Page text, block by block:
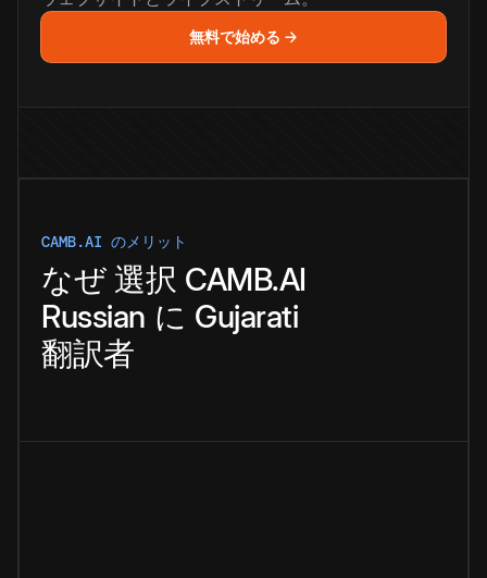
無料で始める →
CAMB.AI のメリット
なぜ 選択 CAMB.AI
Russian に Gujarati
翻訳者